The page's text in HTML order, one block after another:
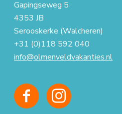
Gapingseweg 5
4353 JB
Serooskerke (Walcheren)
+31 (0)118 592 040
info@olmenveldvakanties.nl